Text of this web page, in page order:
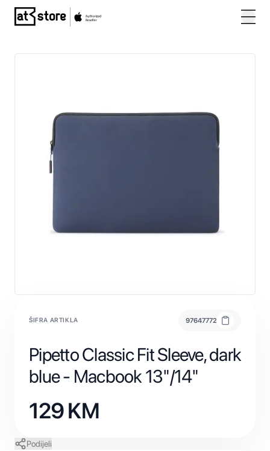
Posjetite početnu stranicu AT Store
ŠIFRA ARTIKLA 97647772
Pipetto Classic Fit Sleeve, dark
blue - Macbook 13"/14"
129KM
Podijeli